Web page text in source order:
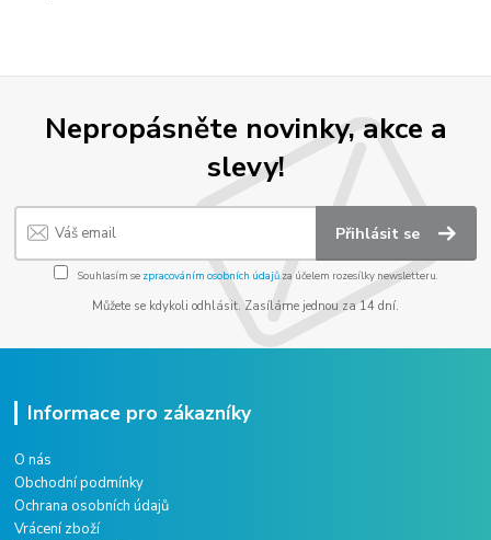
Nepropásněte novinky, akce a
slevy!
Přihlásit se
Souhlasím se zpracováním osobních údajůza účelem rozesílky newsletteru.
Můžete se kdykoli odhlásit. Zasíláme jednou za 14 dní.
Informace pro zákazníky
O nás
Obchodní podmínky
Ochrana osobních údajů
Vrácení zboží